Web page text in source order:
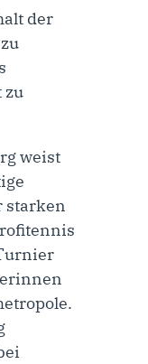
der
zu
weist
starken